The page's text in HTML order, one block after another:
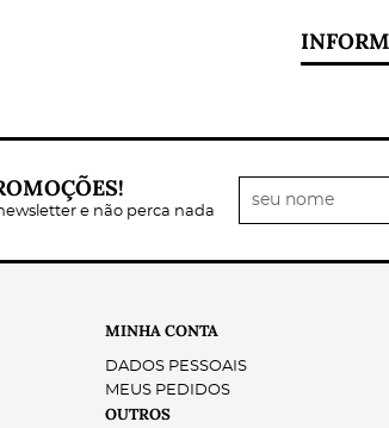
para Camisas Sociais
e não perca nada
MINHA CONTA
DADOS PESSOAIS
MEUS PEDIDOS
OUTROS